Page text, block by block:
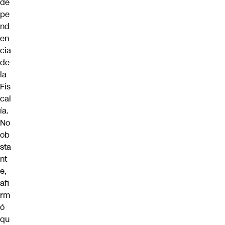
pe
nd
en
cia
de
la
Fis
cal
ía.
No
ob
sta
nt
e,
afi
rm
ó
qu